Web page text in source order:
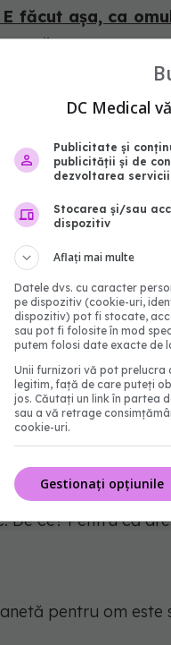
făcut așa, ca
să se recreeze.
de stil de viață.
de oră în
să ascultăm
un om nou,
Un om care nu
somn!Mai lucrează
De ce? Pentru că
pentru om este
DC Medical
Publicitate și
publicității și de
dezvoltarea
Stocarea și/sau
dispozitiv
Aflați mai multe
Datele dvs. cu caracter
pe dispozitiv (cookie-uri,
dispozitiv) pot fi stocate,
sau pot fi folosite în mod
putem folosi date exacte de
Unii furnizori vă pot prelucra
legitim, față de care puteți
jos. Căutați un link în partea
sau a vă retrage
cookie-uri.
Gestionați opțiunile